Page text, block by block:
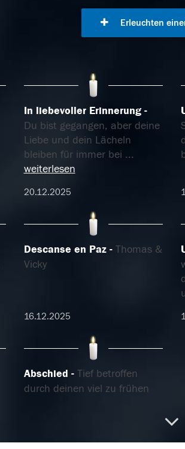
Erleuchten
In liebevoller Erinnerung
Du bist gegangen, aber deine
Liebe und dein Lächeln
bleiben für immer bei ...
weiterlesen
20.12.2025
Descanse en Paz
Thomas &
Vicky
16.12.2025
Abschied
Tief betroffen
durch deinen viel zu frühen
16.12.2025